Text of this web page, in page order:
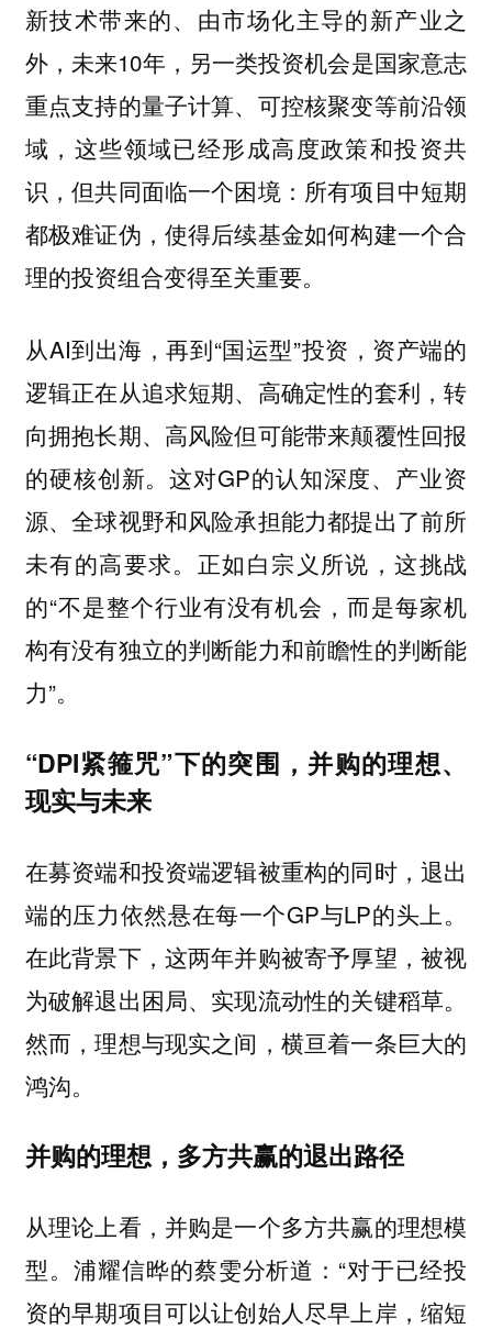
新技术带来的、由市场化主导的新产业之
外，未来10年，另一类投资机会是国家意志
重点支持的量子计算、可控核聚变等前沿领
域，这些领域已经形成高度政策和投资共
识，但共同面临一个困境：所有项目中短期
都极难证伪，使得后续基金如何构建一个合
理的投资组合变得至关重要。
从AI到出海，再到“国运型”投资，资产端的
逻辑正在从追求短期、高确定性的套利，转
向拥抱长期、高风险但可能带来颠覆性回报
的硬核创新。这对GP的认知深度、产业资
源、全球视野和风险承担能力都提出了前所
未有的高要求。正如白宗义 所说，这挑战
的“不是整个行业有没有机会，而是每家机
构有没有独立的判断能力和前瞻性的判断能
力”。
“DPI紧箍咒”下的突围，并购的理想、
现实与未来
在募资端和投资端逻辑被重构的同时，退出
端的压力依然悬在每一个GP与LP的头上。
在此背景下，这两年并购被寄予厚望，被视
为破解退出困局、实现流动性的关键稻草。
然而，理想与现实之间，横亘着一条巨大的
鸿沟。
并购的理想，多方共赢的退出路径
从理论上看，并购是一个多方共赢的理想模
型。浦耀信晔的蔡雯分析道：“对于已经投
资的早期项目可以让创始人尽早上岸，缩短